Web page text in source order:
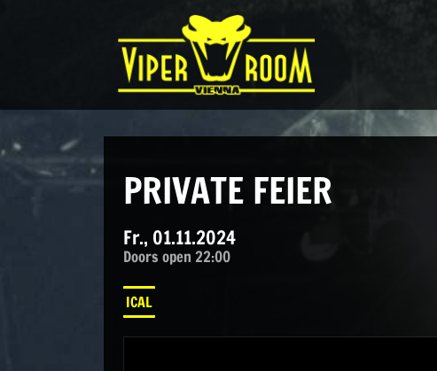
Hauptnavigation
PRIVATE FEIER
Fr., 01.11.2024
Doors open 22:00
ICAL